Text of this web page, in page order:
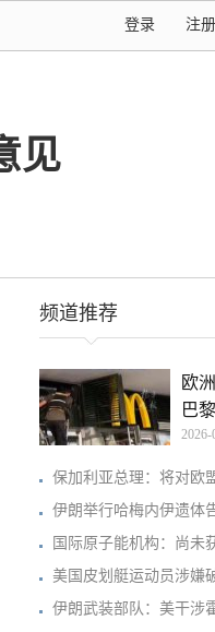
注册
登录
见
频道推荐
欧
巴
2026-
保加利亚总理：将对欧
伊朗举行哈梅内伊遗体
国际原子能机构：尚未
美国皮划艇运动员涉嫌
伊朗武装部队：美干涉